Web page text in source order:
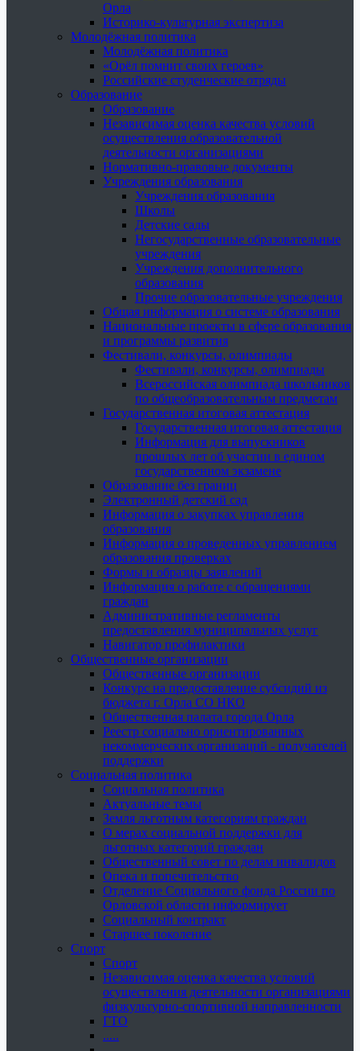
Орла
Историко-культурная экспертиза
Молодёжная политика
Молодёжная политика
«Орёл помнит своих героев»
Российские студенческие отряды
Образование
Образование
Независимая оценка качества условий
осуществления образовательной
деятельности организациями
Нормативно-правовые документы
Учреждения образования
Учреждения образования
Школы
Детские сады
Негосударственные образовательные
учреждения
Учреждения дополнительного
образования
Прочие образовательные учреждения
Общая информация о системе образования
Национальные проекты в сфере образования
и программы развития
Фестивали, конкурсы, олимпиады
Фестивали, конкурсы, олимпиады
Всероссийская олимпиада школьников
по общеобразовательным предметам
Государственная итоговая аттестация
Государственная итоговая аттестация
Информация для выпускников
прошлых лет об участии в едином
государственном экзамене
Образование без границ
Электронный детский сад
Информация о закупках управления
образования
Информация о проведенных управлением
образования проверках
Формы и образцы заявлений
Информация о работе с обращениями
граждан
Административные регламенты
предоставления муниципальных услуг
Навигатор профилактики
Общественные организации
Общественные организации
Конкурс на предоставление субсидий из
бюджета г. Орла СО НКО
Общественная палата города Орла
Реестр социально ориентированных
некоммерческих организаций - получателей
поддержки
Социальная политика
Социальная политика
Актуальные темы
Земля льготным категориям граждан
О мерах социальной поддержки для
льготных категорий граждан
Общественный совет по делам инвалидов
Опека и попечительство
Отделение Социального фонда России по
Орловской области информирует
Социальный контракт
Старшее поколение
Спорт
Спорт
Независимая оценка качества условий
осуществления деятельности организациями
физкультурно-спортивной направленности
ГТО
.....